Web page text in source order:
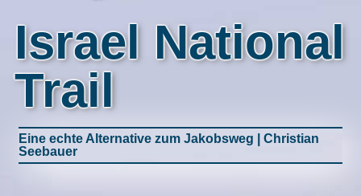
Israel National
Trail
Eine echte Alternative zum Jakobsweg | Christian
Seebauer